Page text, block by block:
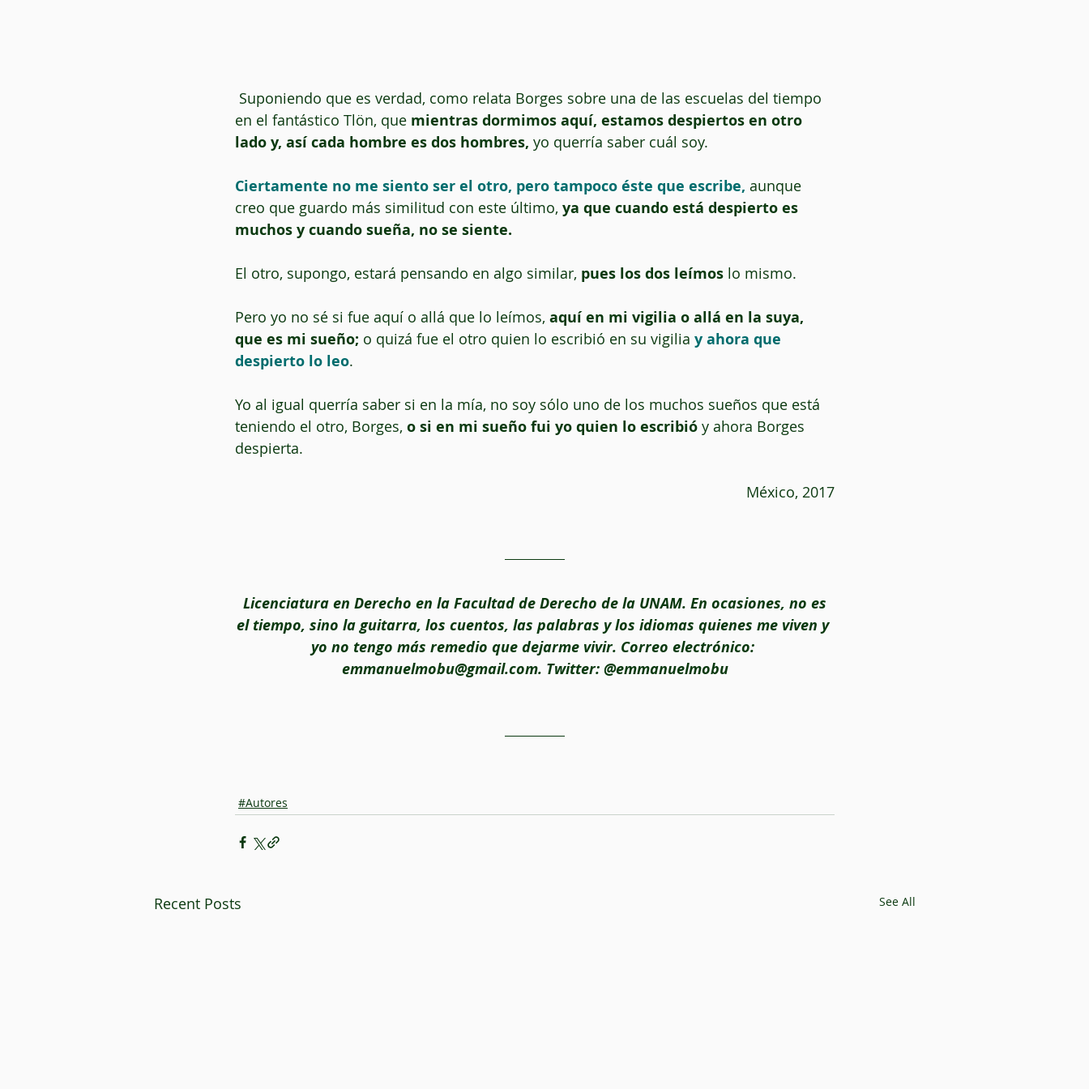
en el fantástico Tlön, que mientras dormimos aquí, estamos despiertos en otro
lado y, así cada hombre es dos hombres, yo querría saber cuál soy.
Ciertamente no me siento ser el otro, pero tampoco éste que escribe, aunque
creo que guardo más similitud con este último, ya que cuando está despierto es
muchos y cuando sueña, no se siente.
El otro, supongo, estará pensando en algo similar, pues los dos leímos lo mismo.
Pero yo no sé si fue aquí o allá que lo leímos, aquí en mi vigilia o allá en la suya,
que es mi sueño; o quizá fue el otro quien lo escribió en su vigilia y ahora que
despierto lo leo.
Yo al igual querría saber si en la mía, no soy sólo uno de los muchos sueños que está
teniendo el otro, Borges, o si en mi sueño fui yo quien lo escribió y ahora Borges
despierta.
México, 2017
el tiempo, sino la guitarra, los cuentos, las palabras y los idiomas quienes me viven y
yo no tengo más remedio que dejarme vivir. Correo electrónico:
emmanuelmobu@gmail.com. Twitter: @emmanuelmobu
#Autores
Recent Posts See All